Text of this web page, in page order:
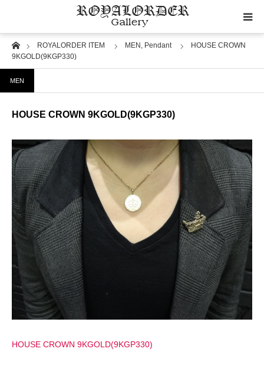
HomeROYALORDER ITEM MEN, Pendant
HOUSE CROWN
9KGOLD(9KGP330)
MEN
HOUSE CROWN 9KGOLD(9KGP330)
HOUSE CROWN 9KGOLD(9KGP330)
Category
Motif
Material
Wedding
RoyalOrder Links